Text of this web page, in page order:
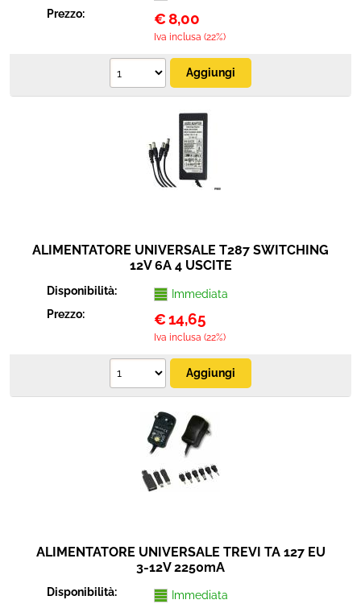
Prezzo:
€8,00
Iva inclusa (22%)
ALIMENTATORE UNIVERSALE T287 SWITCHING
12V 6A 4 USCITE
Disponibilità:
Immediata
Prezzo:
€14,65
Iva inclusa (22%)
ALIMENTATORE UNIVERSALE TREVI TA 127 EU
3-12V 2250mA
Disponibilità:
Immediata